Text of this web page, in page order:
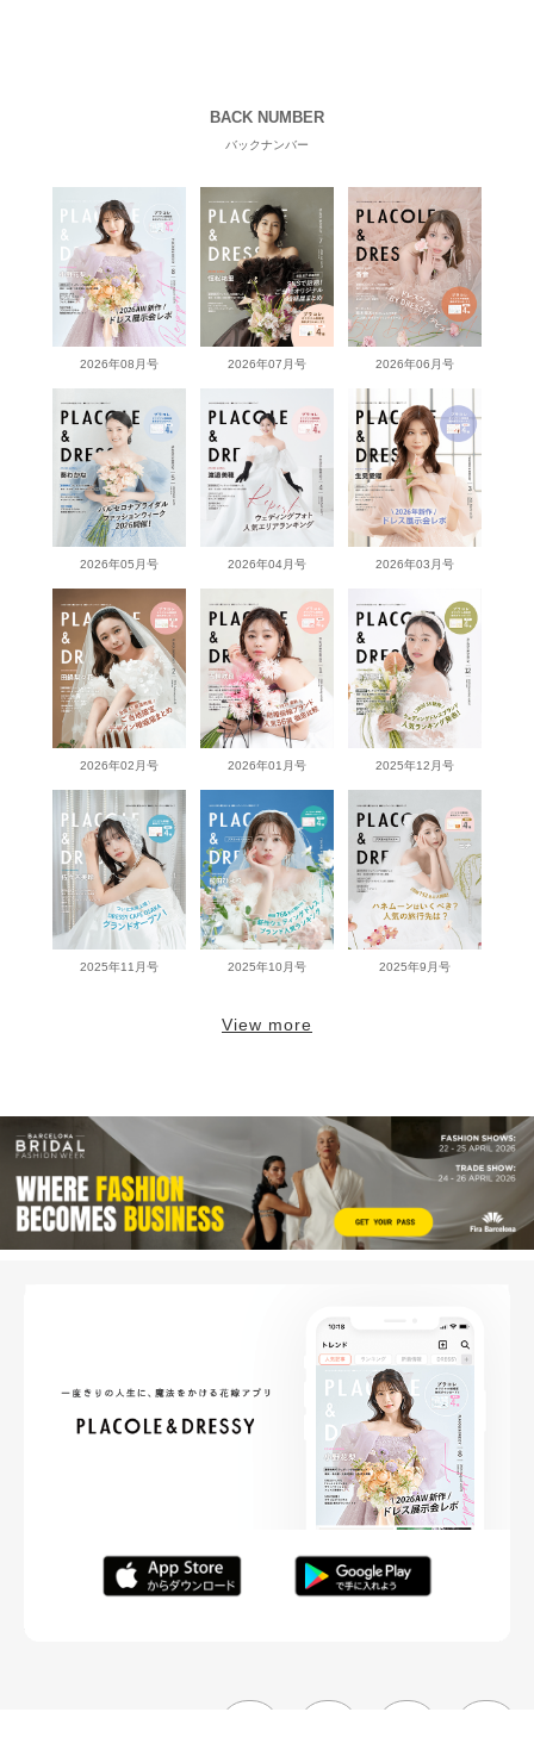
BACK NUMBER
バックナンバー
2026年08月号 2026年07月号 2026年06月号
2026年05月号 2026年04月号 2026年03月号
2026年02月号 2026年01月号 2025年12月号
2025年11月号 2025年10月号 2025年9月号
View more